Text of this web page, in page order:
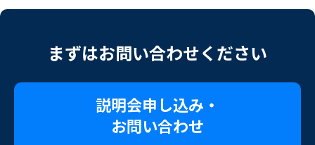
まずはお問い合わせください
説明会申し込み・
お問い合わせ